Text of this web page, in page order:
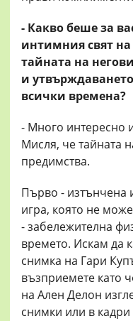
- Какво беше за
интимния свят
тайната на
и
всички времена?
- Много интересно
Мисля, че тайната
предимства.
Първо - изтънчена
игра, която не
- забележителна
времето. Искам да
снимка на Гари
възприемете като
на Ален Делон
снимки или в